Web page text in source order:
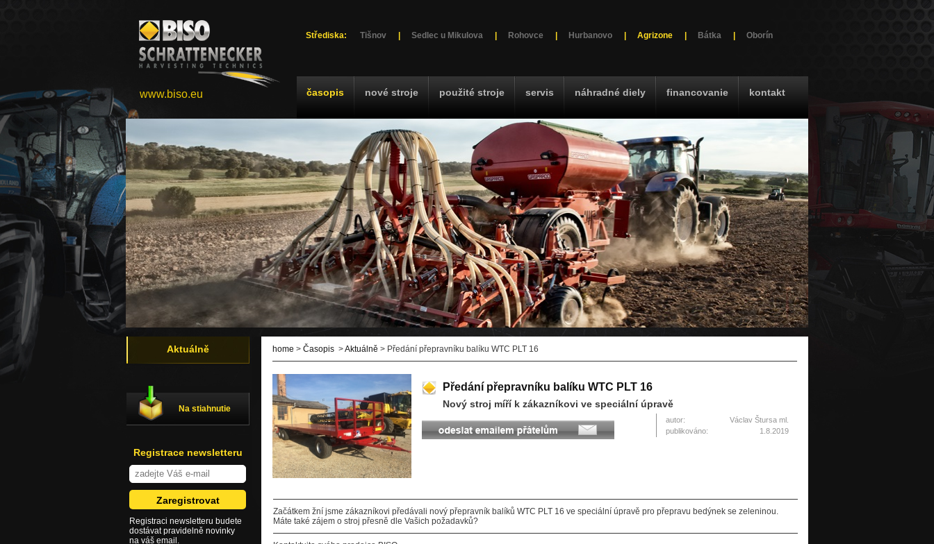
Střediska: Tišnov Sedlec u Mikulova Rohovce Hurbanovo Agrizone Bátka Oborín
časopis nové stroje použité stroje servis náhradné diely financovanie kontakt
www.biso.eu
home > Časopis >Aktuálně > Předání přepravníku balíku WTC PLT 16
Předání přepravníku balíku WTC PLT 16
Nový stroj míří k zákazníkovi ve speciální úpravě
autor:
Václav Štursa ml.
publikováno:
1.8.2019
Začátkem žní jsme zákazníkovi předávali nový přepravník balíků WTC PLT 16 ve speciální úpravě pro přepravu bedýnek se zeleninou.
Máte také zájem o stroj přesně dle Vašich požadavků?
Aktuálně
Na stiahnutie
Registrace newsletteru
Registraci newsletteru budete
dostávat pravidelně novinky
na váš email.